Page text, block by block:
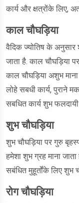
कार्य और क्षत्रोंके लिए,
काल चौघड़िया
वैदिक ज्योतिष के अनुसार
जाता है. काल चौघड़िया
काल चौघड़िया अशुभ
लोहे सबधी कार्य, पुराने
सबधित कार्य शुभ फलदायी
शुभ चौघड़िया
शुभ चौघड़िया पर गुरु
हमेशा शुभ ग्रह माना
सबंधित मुहूर्तोंके लिए शुभ
रोग चौघड़िया